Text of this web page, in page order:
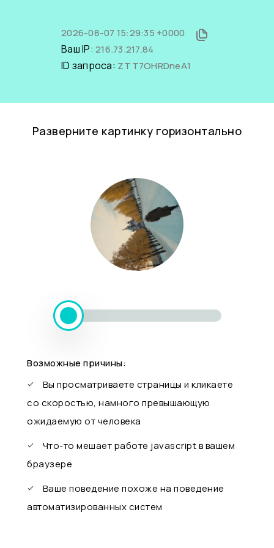
2026-08-07 15:29:35 +0000
Ваш IP: 216.73.217.84
ID запроса: ZTT7OHRDneA1
Разверните картинку горизонтально
Возможные причины:
Вы просматриваете страницы и кликаете
со скоростью, намного превышающую
ожидаемую от человека
Что-то мешает работе javascript в вашем
браузере
Ваше поведение похоже на поведение
автоматизированных систем